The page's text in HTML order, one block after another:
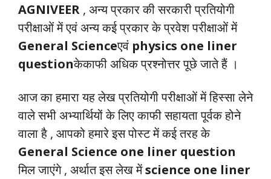
AGNIVEER , अन्य प्रकार की सरकारी प्रतियोगी
परीक्षाओं में एवं अन्य कई प्रकार के प्रवेश परीक्षाओं में
General Scienceएवं physics one liner
questionकेकाफी अधिक प्रश्नोत्तर पूछे जाते हैं ।
आज का हमारा यह लेख प्रतियोगी परीक्षाओं में हिस्सा लेने
वाले सभी अभ्यार्थियों के लिए काफी सहायता पूर्वक होने
वाला है , आपको हमारे इस पोस्ट में कई तरह के
General Science one liner question
मिल जाएंगे , अर्थात इस लेख मेंscience one liner